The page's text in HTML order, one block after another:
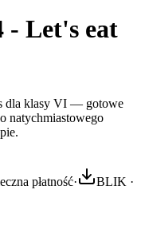
- Let's eat
dla klasy VI — gotowe
natychmiastowego
płatność·
BLIK ·